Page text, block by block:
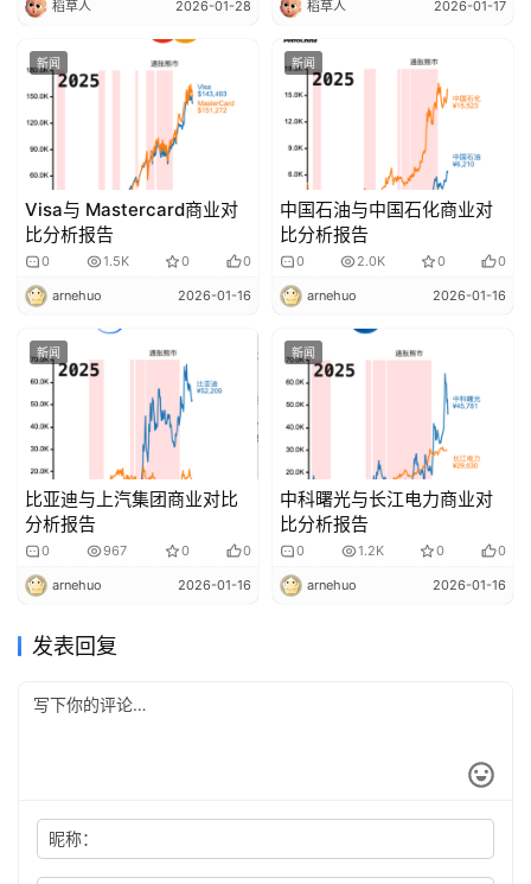
我 稻草人 2026-01-28 稻草人 2026-01-17
新闻
Visa与 Mastercard商业对
比分析报告
0 1.5K 0 0
arnehuo 2026-01-16
新闻
中国石油与中国石化商业对
比分析报告
0 2.0K 0 0
arnehuo 2026-01-16
新闻
比亚迪与上汽集团商业对比
分析报告
0 967 0 0
arnehuo 2026-01-16
新闻
中科曙光与长江电力商业对
比分析报告
0 1.2K 0 0
arnehuo 2026-01-16
发表回复
昵称：